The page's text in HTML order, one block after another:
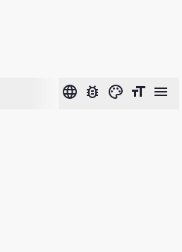
language bug_report color_lens format_size menu